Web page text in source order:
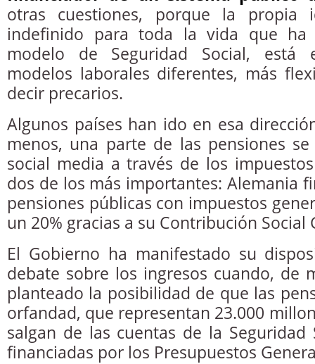
otras cuestiones, porque la propia
indefinido para toda la vida que ha
modelo de Seguridad Social, está
modelos laborales diferentes, más
decir precarios.
Algunos países han ido en esa
menos, una parte de las pensiones
social media a través de los
dos de los más importantes: Alemania
pensiones públicas con impuestos
un 20% gracias a su Contribución Social
El Gobierno ha manifestado su
debate sobre los ingresos cuando, de
planteado la posibilidad de que las
orfandad, que representan 23.000
salgan de las cuentas de la
financiadas por los Presupuestos